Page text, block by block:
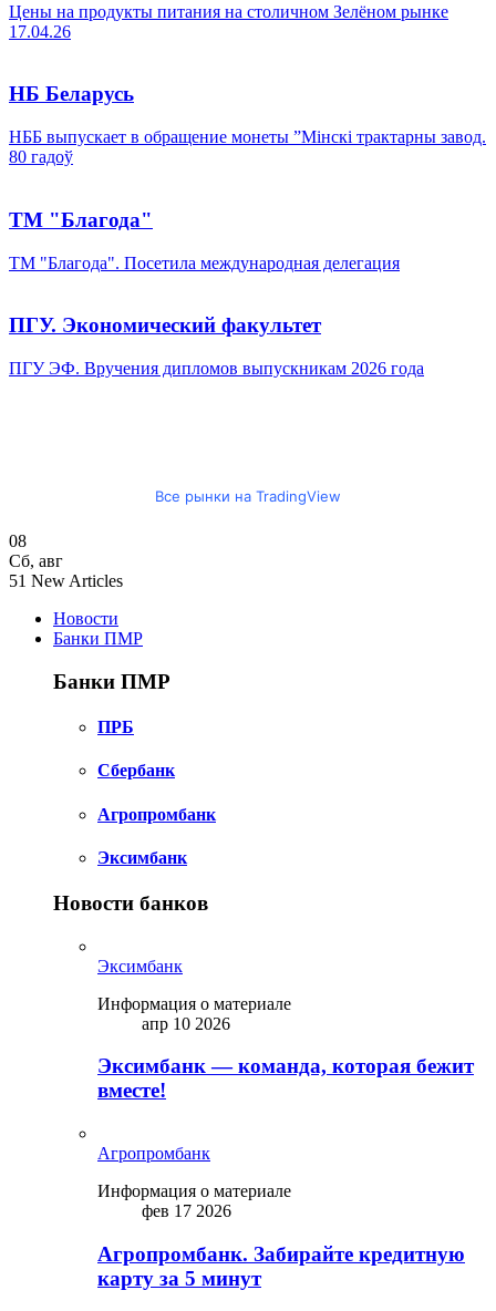
Цены на продукты питания на столичном Зелёном рынке
17.04.26
НБ Беларусь
НББ выпускает в обращение монеты ”Мінскі трактарны завод.
80 гадоў
ТМ "Благода"
ТМ "Благода". Посетила международная делегация
ПГУ. Экономический факультет
ПГУ ЭФ. Вручения дипломов выпускникам 2026 года
Все рынки на TradingView
08
Сб, авг
51 New Articles
Новости
Банки ПМР
Банки ПМР
ПРБ
Сбербанк
Агропромбанк
Эксимбанк
Новости банков
Эксимбанк
Информация о материале
апр 10 2026
Эксимбанк — команда, которая бежит
вместе!
Агропромбанк
Информация о материале
фев 17 2026
Агропромбанк. Забирайте кредитную
карту за 5 минут